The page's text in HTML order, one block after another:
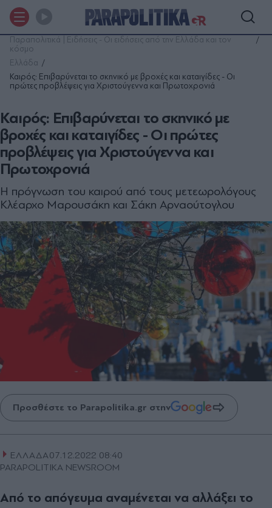
Παραπολιτικά | Ειδήσεις - Οι ειδήσεις από την Ελλάδα και τον
κόσμο
Ελλάδα
Καιρός: Επιβαρύνεται το σκηνικό με βροχές και καταιγίδες - Οι
πρώτες προβλέψεις για Χριστούγεννα και Πρωτοχρονιά
Καιρός: Επιβαρύνεται το σκηνικό με
βροχές και καταιγίδες - Οι πρώτες
προβλέψεις για Χριστούγεννα και
Πρωτοχρονιά
Η πρόγνωση του καιρού από τους μετεωρολόγους
Κλέαρχο Μαρουσάκη και Σάκη Αρναούτογλου
Προσθέστε το Parapolitika.gr στην
ΕΛΛΑΔΑ07.12.2022 08:40
PARAPOLITIKA NEWSROOM
Από το απόγευμα αναμένεται να αλλάξει το